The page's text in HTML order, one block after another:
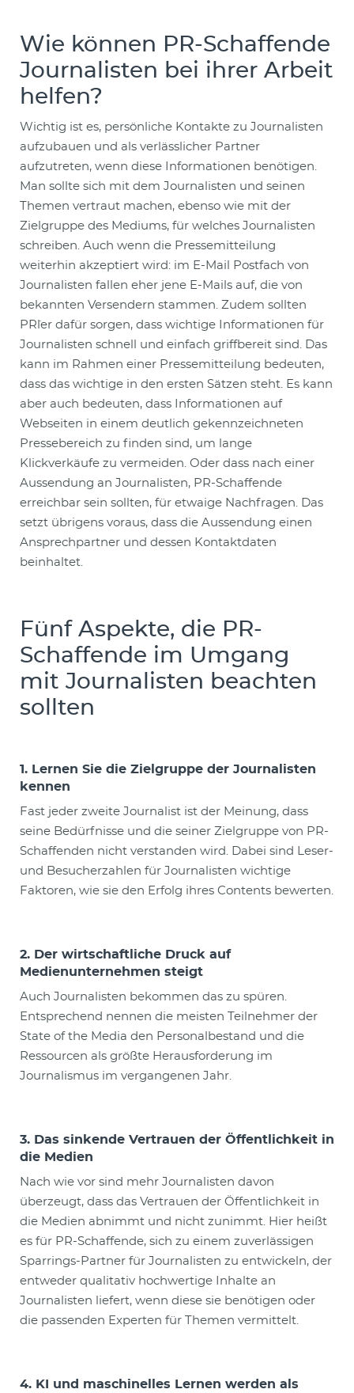
Wie können PR-Schaffende
Journalisten bei ihrer Arbeit
helfen?
Wichtig ist es, persönliche Kontakte zu Journalisten
aufzubauen und als verlässlicher Partner
aufzutreten, wenn diese Informationen benötigen.
Man sollte sich mit dem Journalisten und seinen
Themen vertraut machen, ebenso wie mit der
Zielgruppe des Mediums, für welches Journalisten
schreiben. Auch wenn die Pressemitteilung
weiterhin akzeptiert wird: im E-Mail Postfach von
Journalisten fallen eher jene E-Mails auf, die von
bekannten Versendern stammen. Zudem sollten
PR`ler dafür sorgen, dass wichtige Informationen für
Journalisten schnell und einfach griffbereit sind. Das
kann im Rahmen einer Pressemitteilung bedeuten,
dass das wichtige in den ersten Sätzen steht. Es kann
aber auch bedeuten, dass Informationen auf
Webseiten in einem deutlich gekennzeichneten
Pressebereich zu finden sind, um lange
Klickverkäufe zu vermeiden. Oder dass nach einer
Aussendung an Journalisten, PR-Schaffende
erreichbar sein sollten, für etwaige Nachfragen. Das
setzt übrigens voraus, dass die Aussendung einen
Ansprechpartner und dessen Kontaktdaten
beinhaltet.
Fünf Aspekte, die PR-
Schaffende im Umgang
mit Journalisten beachten
sollten
1. Lernen Sie die Zielgruppe der Journalisten
kennen
Fast jeder zweite Journalist ist der Meinung, dass
seine Bedürfnisse und die seiner Zielgruppe von PR-
Schaffenden nicht verstanden wird. Dabei sind Leser-
und Besucherzahlen für Journalisten wichtige
Faktoren, wie sie den Erfolg ihres Contents bewerten.
2. Der wirtschaftliche Druck auf
Medienunternehmen steigt
Auch Journalisten bekommen das zu spüren.
Entsprechend nennen die meisten Teilnehmer der
State of the Media den Personalbestand und die
Ressourcen als größte Herausforderung im
Journalismus im vergangenen Jahr.
3. Das sinkende Vertrauen der Öffentlichkeit in
die Medien
Nach wie vor sind mehr Journalisten davon
überzeugt, dass das Vertrauen der Öffentlichkeit in
die Medien abnimmt und nicht zunimmt. Hier heißt
es für PR-Schaffende, sich zu einem zuverlässigen
Sparrings-Partner für Journalisten zu entwickeln, der
entweder qualitativ hochwertige Inhalte an
Journalisten liefert, wenn diese sie benötigen oder
die passenden Experten für Themen vermittelt.
4. KI und maschinelles Lernen werden als